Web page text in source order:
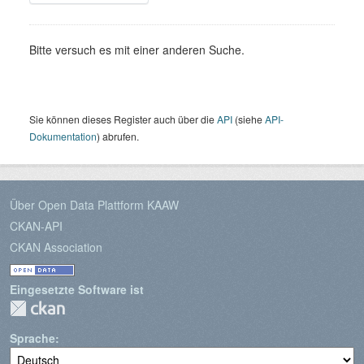
Bitte versuch es mit einer anderen Suche.
Sie können dieses Register auch über dieAPI (sieheAPI-
Dokumentation) abrufen.
Über Open Data Plattform KAAW
CKAN-API
CKAN Association
Eingesetzte Software ist
Sprache